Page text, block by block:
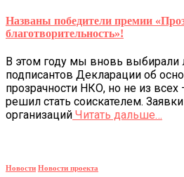
Названы победители премии
благотворительность»!
В этом году мы вновь выбирали
подписантов Декларации об
прозрачности НКО, но не из всех
решил стать соискателем.
организаций Читать дальше…
Новости Новости проекта